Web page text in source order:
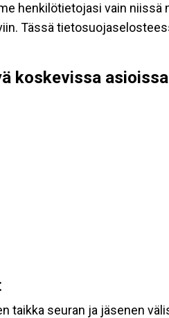
henkilötietojasi vain
Tässä
koskevissa asioissa
seuran ja jäsenen